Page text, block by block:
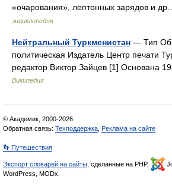
«очарования», лептонных зарядов и
энциклопедия
Нейтральный Туркменистан — Тип
политическая Издатель Центр печати
редактор Виктор Зайцев [1] Основана
Википедия
© Академик, 2000-2026
Обратная связь: Техподдержка Реклама на сайте
👣 Путешествия
Экспорт словарей на сайты , сделанные на PHP,
WordPress, MODx.